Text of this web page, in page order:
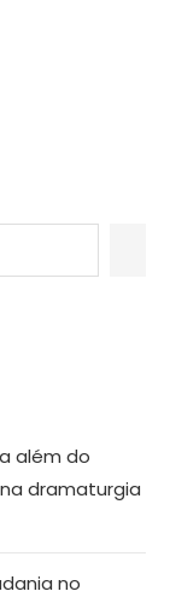
além do
dramaturgia
no